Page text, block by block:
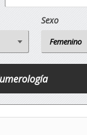
Sexo